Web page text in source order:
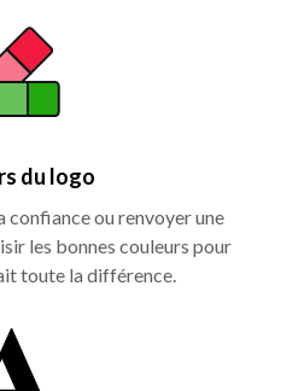
du logo
confiance ou renvoyer une
les bonnes couleurs pour
toute la différence.